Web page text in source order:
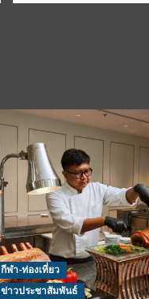
กีฬา-ท่องเที่ยว
ข่าวประชาสัมพันธ์